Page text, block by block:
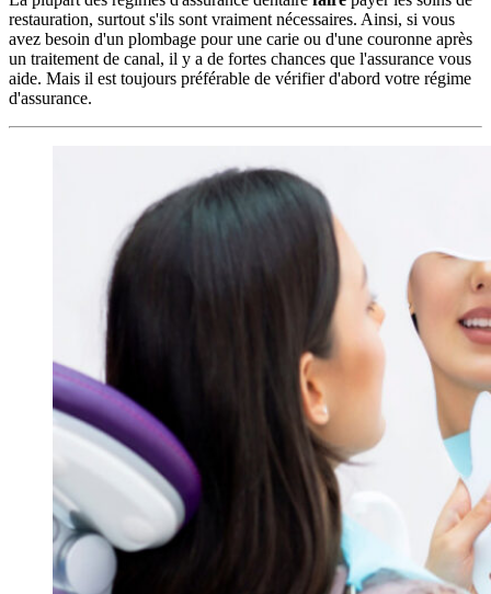
restauration, surtout s'ils sont vraiment nécessaires. Ainsi, si vous
avez besoin d'un plombage pour une carie ou d'une couronne après
un traitement de canal, il y a de fortes chances que l'assurance vous
aide. Mais il est toujours préférable de vérifier d'abord votre régime
d'assurance.